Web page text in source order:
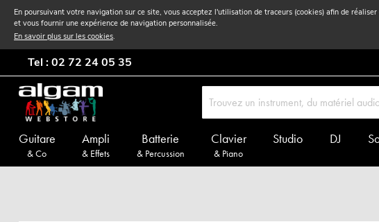
En poursuivant votre navigation sur ce site, vous acceptez l'utilisation de traceurs (cookies) afin de
et vous fournir une expérience de navigation personnalisée.
En savoir plus sur les cookies.
Tel : 02 72 24 05 35
Guitare
& Co
Ampli
& Effets
Batterie
& Percussion
Clavier
& Piano
Studio DJ